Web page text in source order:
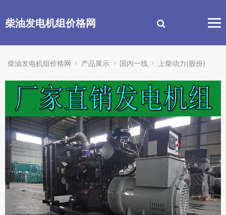
柴油发电机组价格网
柴油发电机组价格网 产品展示 国内一线 上柴动力(股份)